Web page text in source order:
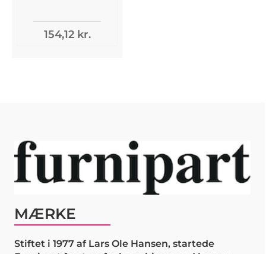
154,12 kr.
MÆRKE
Stiftet i 1977 af Lars Ole Hansen, startede